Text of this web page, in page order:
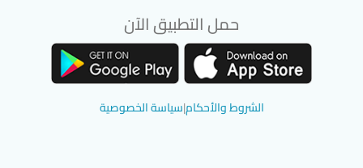
حمل التطبيق الآن
الشروط والأحكام|سياسة الخصوصية